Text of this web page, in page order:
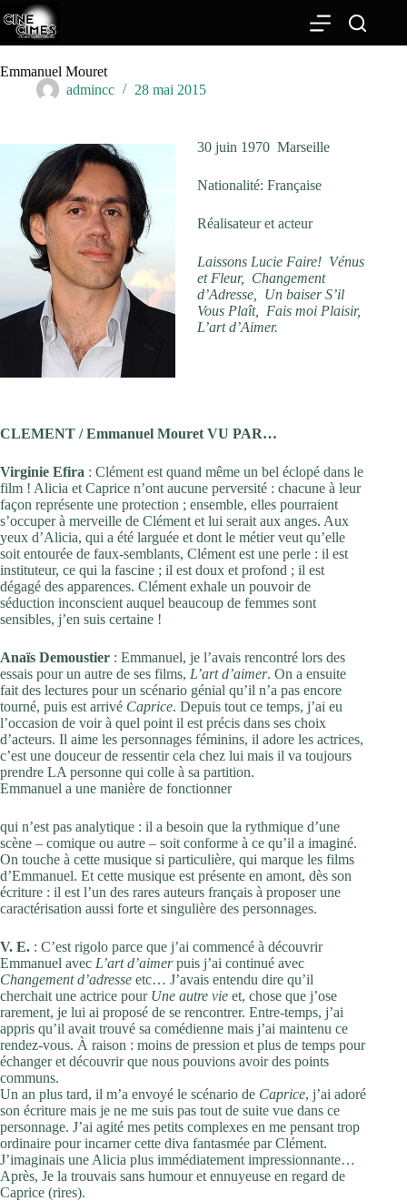
Passer
au
contenu
Emmanuel Mouret
admincc
28 mai 2015
30 juin 1970 Marseille
Nationalité: Française
Réalisateur et acteur
Laissons Lucie Faire! Vénus
et Fleur, Changement
d’Adresse, Un baiser S’il
Vous Plaît, Fais moi Plaisir,
L’art d’Aimer.
CLEMENT / Emmanuel Mouret VU PAR…
Virginie Efira : Clément est quand même un bel éclopé dans le
film ! Alicia et Caprice n’ont aucune perversité : chacune à leur
façon représente une protection ; ensemble, elles pourraient
s’occuper à merveille de Clément et lui serait aux anges. Aux
yeux d’Alicia, qui a été larguée et dont le métier veut qu’elle
soit entourée de faux-semblants, Clément est une perle : il est
instituteur, ce qui la fascine ; il est doux et profond ; il est
dégagé des apparences. Clément exhale un pouvoir de
séduction inconscient auquel beaucoup de femmes sont
sensibles, j’en suis certaine !
Anaïs Demoustier : Emmanuel, je l’avais rencontré lors des
essais pour un autre de ses films, L’art d’aimer. On a ensuite
fait des lectures pour un scénario génial qu’il n’a pas encore
tourné, puis est arrivé Caprice. Depuis tout ce temps, j’ai eu
l’occasion de voir à quel point il est précis dans ses choix
d’acteurs. Il aime les personnages féminins, il adore les actrices,
c’est une douceur de ressentir cela chez lui mais il va toujours
prendre LA personne qui colle à sa partition.
Emmanuel a une manière de fonctionner
qui n’est pas analytique : il a besoin que la rythmique d’une
scène – comique ou autre – soit conforme à ce qu’il a imaginé.
On touche à cette musique si particulière, qui marque les films
d’Emmanuel. Et cette musique est présente en amont, dès son
écriture : il est l’un des rares auteurs français à proposer une
caractérisation aussi forte et singulière des personnages.
V. E. : C’est rigolo parce que j’ai commencé à découvrir
Emmanuel avec L’art d’aimerpuis j’ai continué avec
Changement d’adresse etc… J’avais entendu dire qu’il
cherchait une actrice pour Une autre vie et, chose que j’ose
rarement, je lui ai proposé de se rencontrer. Entre-temps, j’ai
appris qu’il avait trouvé sa comédienne mais j’ai maintenu ce
rendez-vous. À raison : moins de pression et plus de temps pour
échanger et découvrir que nous pouvions avoir des points
communs.
Un an plus tard, il m’a envoyé le scénario de Caprice, j’ai adoré
son écriture mais je ne me suis pas tout de suite vue dans ce
personnage. J’ai agité mes petits complexes en me pensant trop
ordinaire pour incarner cette diva fantasmée par Clément.
J’imaginais une Alicia plus immédiatement impressionnante…
Après, Je la trouvais sans humour et ennuyeuse en regard de
Caprice (rires).